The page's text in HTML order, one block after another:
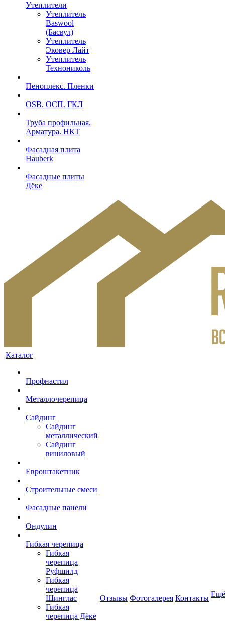
Утеплители
Утеплитель
Baswool
(Басвул)
Утеплитель
Эковер Лайт
Утеплитель
Технониколь
Пеноплекс. Пленки
OSB. ОСП. ГКЛ
Труба профильная.
Арматура. НКТ
Фасадная плита
Hauberk
Фасадные плиты
Дёке
Каталог
Профнастил
Металлочерепица
Сайдинг
Сайдинг
металлический
Сайдинг
виниловый
Евроштакетник
Строительные смеси
Фасадные панели
Ондулин
Гибкая черепица
Гибкая
черепица
Руфшилд
Гибкая
черепица
Шинглас
Гибкая
черепица Дёке
Отзывы Фотогалерея Контакты Ещё